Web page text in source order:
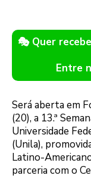
🎭 Quer
Entre
Será aberta em
(20), a 13.ª
Universidade
(Unila),
Latino-
parceria com o